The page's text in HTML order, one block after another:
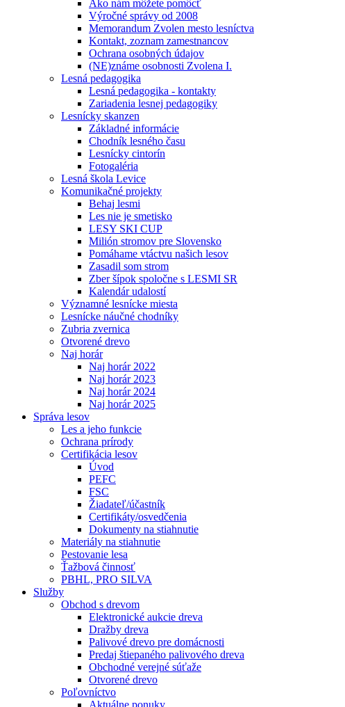
Ako nám môžete pomôcť
Výročné správy od 2008
Memorandum Zvolen mesto lesníctva
Kontakt, zoznam zamestnancov
Ochrana osobných údajov
(NE)známe osobnosti Zvolena I.
Lesná pedagogika
Lesná pedagogika - kontakty
Zariadenia lesnej pedagogiky
Lesnícky skanzen
Základné informácie
Chodník lesného času
Lesnícky cintorín
Fotogaléria
Lesná škola Levice
Komunikačné projekty
Behaj lesmi
Les nie je smetisko
LESY SKI CUP
Milión stromov pre Slovensko
Pomáhame vtáctvu našich lesov
Zasadil som strom
Zber šípok spoločne s LESMI SR
Kalendár udalostí
Významné lesnícke miesta
Lesnícke náučné chodníky
Zubria zvernica
Otvorené drevo
Naj horár
Naj horár 2022
Naj horár 2023
Naj horár 2024
Naj horár 2025
Správa lesov
Les a jeho funkcie
Ochrana prírody
Certifikácia lesov
Úvod
PEFC
FSC
Žiadateľ/účastník
Certifikáty/osvedčenia
Dokumenty na stiahnutie
Materiály na stiahnutie
Pestovanie lesa
Ťažbová činnosť
PBHL, PRO SILVA
Služby
Obchod s drevom
Elektronické aukcie dreva
Dražby dreva
Palivové drevo pre domácnosti
Predaj štiepaného palivového dreva
Obchodné verejné súťaže
Otvorené drevo
Poľovníctvo
Aktuálne ponuky